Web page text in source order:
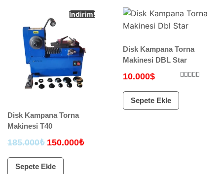
İndirim!
Disk Kampana Torna
Makinesi T40
185.000₺ 150.000₺
Sepete Ekle
Disk Kampana Torna
Makinesi DBL Star
10.000$
Sepete Ekle